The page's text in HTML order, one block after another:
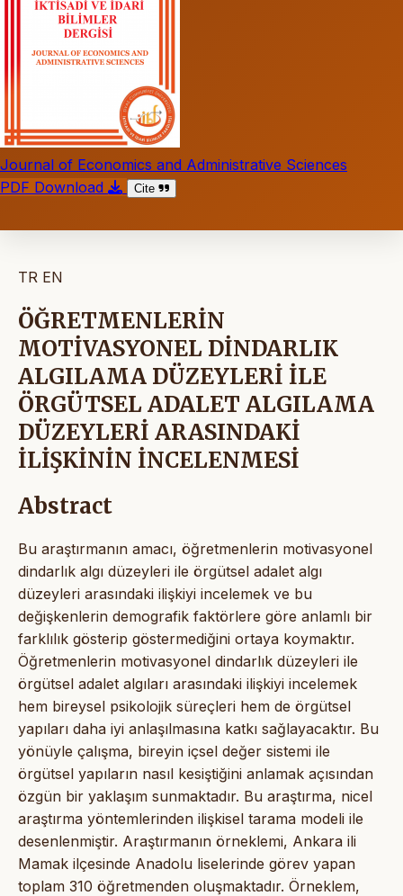
Journal of Economics and Administrative Sciences
PDF Download
Cite
TR EN
ÖĞRETMENLERİN
MOTİVASYONEL DİNDARLIK
ALGILAMA DÜZEYLERİ İLE
ÖRGÜTSEL ADALET ALGILAMA
DÜZEYLERİ ARASINDAKİ
İLİŞKİNİN İNCELENMESİ
Abstract
Bu araştırmanın amacı, öğretmenlerin motivasyonel
dindarlık algı düzeyleri ile örgütsel adalet algı
düzeyleri arasındaki ilişkiyi incelemek ve bu
değişkenlerin demografik faktörlere göre anlamlı bir
farklılık gösterip göstermediğini ortaya koymaktır.
Öğretmenlerin motivasyonel dindarlık düzeyleri ile
örgütsel adalet algıları arasındaki ilişkiyi incelemek
hem bireysel psikolojik süreçleri hem de örgütsel
yapıları daha iyi anlaşılmasına katkı sağlayacaktır. Bu
yönüyle çalışma, bireyin içsel değer sistemi ile
örgütsel yapıların nasıl kesiştiğini anlamak açısından
özgün bir yaklaşım sunmaktadır. Bu araştırma, nicel
araştırma yöntemlerinden ilişkisel tarama modeli ile
desenlenmiştir. Araştırmanın örneklemi, Ankara ili
Mamak ilçesinde Anadolu liselerinde görev yapan
toplam 310 öğretmenden oluşmaktadır. Örneklem,